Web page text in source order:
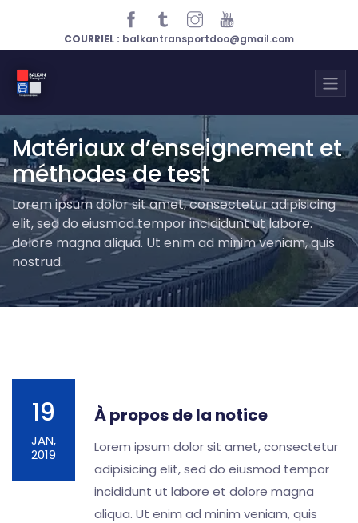
COURRIEL : balkantransportdoo@gmail.com
Matériaux d’enseignement et
méthodes de test
Lorem ipsum dolor sit amet, consectetur adipisicing
elit, sed do eiusmod tempor incididunt ut labore.
dolore magna aliqua. Ut enim ad minim veniam, quis
nostrud.
19
JAN,
2019
À propos de la notice
Lorem ipsum dolor sit amet, consectetur
adipisicing elit, sed do eiusmod tempor
incididunt ut labore et dolore magna
aliqua. Ut enim ad minim veniam, quis